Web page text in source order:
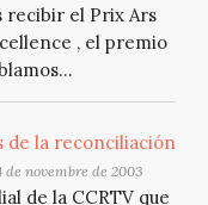
el Prix Ars
, el premio
de la reconciliación
de novembre de 2003
de la CCRTV que